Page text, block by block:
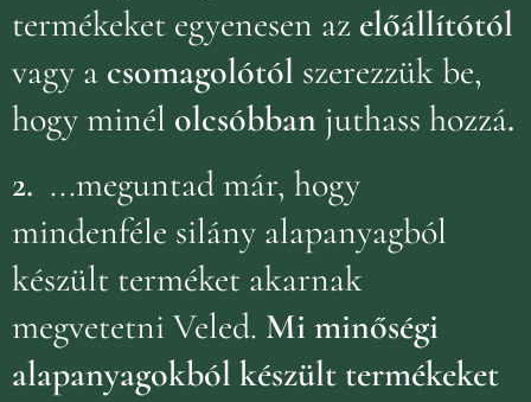
termékeket egyenesen az előállítótól
vagy a csomagolótól szerezzük be,
hogy minél olcsóbban juthass hozzá.
2. ...meguntad már, hogy
mindenféle silány alapanyagból
készült terméket akarnak
megvetetni Veled. Mi minőségi
alapanyagokból készült termékeket